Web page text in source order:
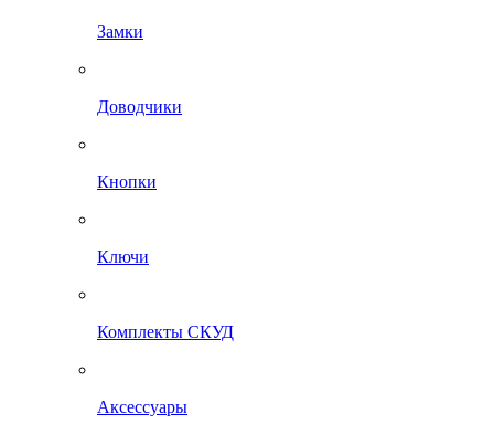
Замки
Доводчики
Кнопки
Ключи
Комплекты СКУД
Аксессуары